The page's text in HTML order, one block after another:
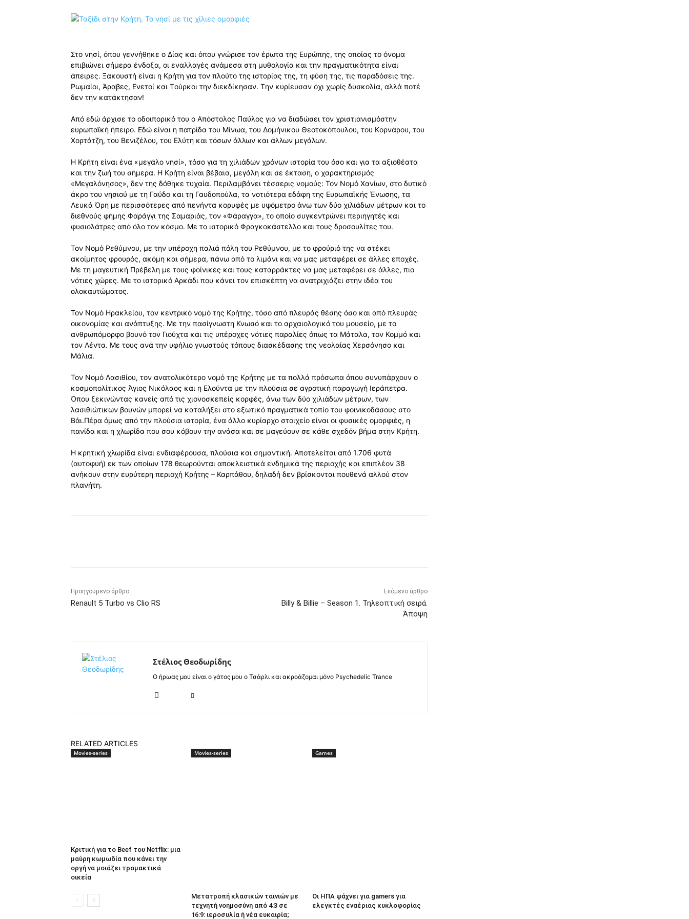
Στο νησί, όπου γεννήθηκε ο Δίας και όπου γνώρισε τον έρωτα της Eυρώπης, της οποίας το όνομα
επιβιώνει σήμερα ένδοξα, οι εναλλαγές ανάμεσα στη μυθολογία και την πραγματικότητα είναι
άπειρες. Ξακουστή είναι η Kρήτη για τον πλούτο της ιστορίας της, τη φύση της, τις παραδόσεις της.
Pωμαίοι, Άραβες, Eνετοί και Tούρκοι την διεκδίκησαν. Tην κυρίευσαν όχι χωρίς δυσκολία, αλλά ποτέ
δεν την κατάκτησαν!
Από εδώ άρχισε το οδοιπορικό του ο Απόστολος Παύλος για να διαδώσει τον χριστιανισμόστην
ευρωπαϊκή ήπειρο. Eδώ είναι η πατρίδα του Mίνωα, του Δομήνικου Θεοτοκόπουλου, του Kορνάρου, του
Xορτάτζη, του Bενιζέλου, του Eλύτη και τόσων άλλων και άλλων μεγάλων.
Η Κρήτη είναι ένα «μεγάλο νησί», τόσο για τη χιλιάδων χρόνων ιστορία του όσο και για τα αξιοθέατα
και την ζωή του σήμερα. Η Κρήτη είναι βέβαια, μεγάλη και σε έκταση, ο χαρακτηρισμός
«Μεγαλόνησος», δεν της δόθηκε τυχαία. Περιλαμβάνει τέσσερις νομούς: Τον Nομό Χανίων, στο δυτικό
άκρο του νησιού με τη Γαύδο και τη Γαυδοπούλα, τα νοτιότερα εδάφη της Ευρωπαϊκής Ένωσης, τα
Λευκά Όρη με περισσότερες από πενήντα κορυφές με υψόμετρο άνω των δύο χιλιάδων μέτρων και το
διεθνούς φήμης Φαράγγι της Σαμαριάς, τον «Φάραγγα», το οποίο συγκεντρώνει περιηγητές και
φυσιολάτρες από όλο τον κόσμο. Με το ιστορικό Φραγκοκάστελλο και τους δροσουλίτες του.
Τον Nομό Ρεθύμνου, με την υπέροχη παλιά πόλη του Ρεθύμνου, με το φρούριό της να στέκει
ακοίμητος φρουρός, ακόμη και σήμερα, πάνω από το λιμάνι και να μας μεταφέρει σε άλλες εποχές.
Με τη μαγευτική Πρέβελη με τους φοίνικες και τους καταρράκτες να μας μεταφέρει σε άλλες, πιο
νότιες χώρες. Με το ιστορικό Αρκάδι που κάνει τον επισκέπτη να ανατριχιάζει στην ιδέα του
ολοκαυτώματος.
Τον Nομό Ηρακλείου, τον κεντρικό νομό της Κρήτης, τόσο από πλευράς θέσης όσο και από πλευράς
οικονομίας και ανάπτυξης. Με την πασίγνωστη Κνωσό και το αρχαιολογικό του μουσείο, με το
ανθρωπόμορφο βουνό τον Γιούχτα και τις υπέροχες νότιες παραλίες όπως τα Μάταλα, τον Κομμό και
τον Λέντα. Με τους ανά την υφήλιο γνωστούς τόπους διασκέδασης της νεολαίας Χερσόνησο και
Μάλια.
Τον Nομό Λασιθίου, τον ανατολικότερο νομό της Κρήτης με τα πολλά πρόσωπα όπου συνυπάρχουν ο
κοσμοπολίτικος Άγιος Νικόλαος και η Ελούντα με την πλούσια σε αγροτική παραγωγή Ιεράπετρα.
Όπου ξεκινώντας κανείς από τις χιονοσκεπείς κορφές, άνω των δύο χιλιάδων μέτρων, των
λασιθιώτικων βουνών μπορεί να καταλήξει στο εξωτικό πραγματικά τοπίο του φοινικοδάσους στο
Βάι.Πέρα όμως από την πλούσια ιστορία, ένα άλλο κυρίαρχο στοιχείο είναι οι φυσικές ομορφιές, η
πανίδα και η χλωρίδα που σου κόβουν την ανάσα και σε μαγεύουν σε κάθε σχεδόν βήμα στην Κρήτη.
Η κρητική χλωρίδα είναι ενδιαφέρουσα, πλούσια και σημαντική. Αποτελείται από 1.706 φυτά
(αυτοφυή) εκ των οποίων 178 θεωρούνται αποκλειστικά ενδημικά της περιοχής και επιπλέον 38
ανήκουν στην ευρύτερη περιοχή Κρήτης – Καρπάθου, δηλαδή δεν βρίσκονται πουθενά αλλού στον
πλανήτη.
Προηγούμενο άρθρο
Renault 5 Turbo vs Clio RS
Επόμενο άρθρο
Billy & Billie – Season 1. Τηλεοπτική σειρά.
Άποψη
Στέλιος Θεοδωρίδης
Ο ήρωας μου είναι ο γάτος μου ο Τσάρλι και ακροάζομαι μόνο Psychedelic Trance
RELATED ARTICLES
Movies-series
Κριτική για το Beef του Netflix: μια
μαύρη κωμωδία που κάνει την
οργή να μοιάζει τρομακτικά
οικεία
Movies-series
Μετατροπή κλασικών ταινιών με
τεχνητή νοημοσύνη από 4:3 σε
16:9: ιεροσυλία ή νέα ευκαιρία;
Games
Οι ΗΠΑ ψάχνει για gamers για
ελεγκτές εναέριας κυκλοφορίας